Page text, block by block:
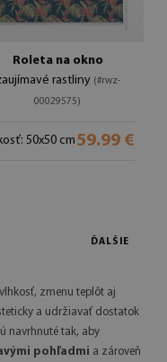
Roleta na okno
rastliny (#rwz-
00029575)
50x50 cm 59.99 €
ĎALŠIE
zmenu teplôt aj
a udržiavať dostatok
navrhnuté tak, aby
pohľadmi a zároveň